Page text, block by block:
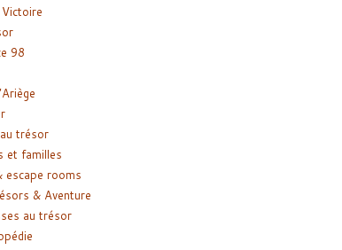
98
trésor
et familles
escape rooms
& Aventure
au trésor